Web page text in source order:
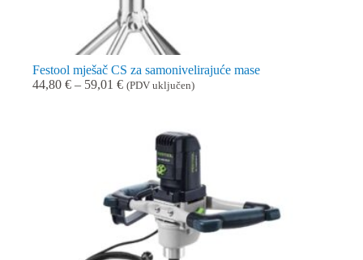
Festool mješač CS za samonivelirajuće mase
44,80 € – 59,01 €Raspon
59,01 €
(PDV uključen)